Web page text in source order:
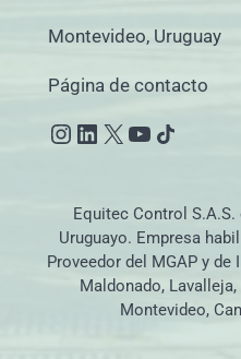
Montevideo, Uruguay
Página de contacto
Instagram
LinkedIn
X YouTube
Icono de
Equitec Control
Uruguayo. Empresa
Proveedor del MGAP y
Maldonado,
Montevideo,